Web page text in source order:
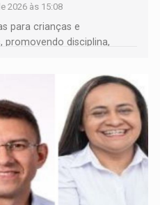
2026 às 15:08
para crianças e
promovendo disciplina,